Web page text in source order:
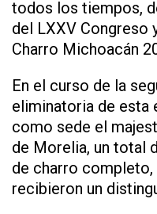
todos los tiempos,
del LXXV Congreso
Charro Michoacán
En el curso de la
eliminatoria de esta
como sede el
de Morelia, un total
de charro completo,
recibieron un